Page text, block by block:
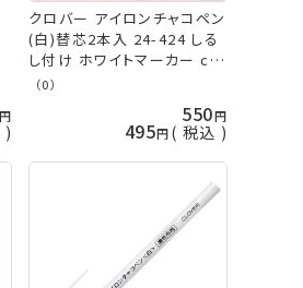
クロバー アイロンチャコペン
(白)替芯2本入 24-424 しる
し付け ホワイトマーカー clv
ネコポス可 手芸の山久
（0）
550
495 税込